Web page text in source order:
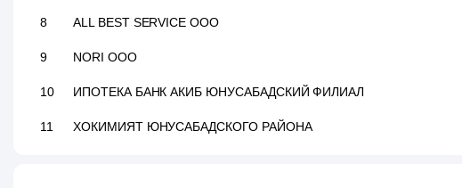
8 ALL BEST SERVICE ООО
9 NORI ООО
10 ИПОТЕКА БАНК АКИБ ЮНУСАБАДСКИЙ ФИЛИАЛ
11 ХОКИМИЯТ ЮНУСАБАДСКОГО РАЙОНА